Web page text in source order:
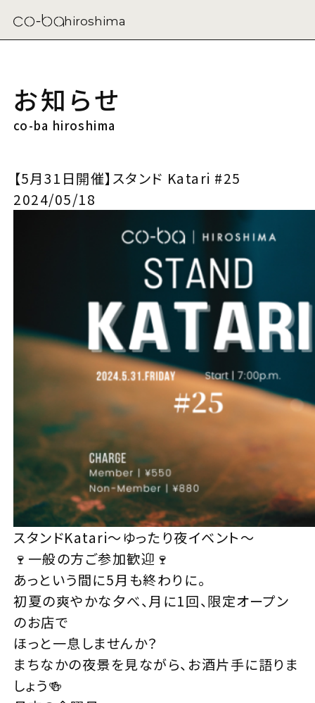
hiroshima
お知らせ
co-ba hiroshima
【5月31日開催】スタンド Katari #25
2024/05/18
スタンドKatari～ゆったり夜イベント～
🍷一般の方ご参加歓迎🍷
あっという間に5月も終わりに。
初夏の爽やかな夕べ、月に1回、限定オープン
のお店で
ほっと一息しませんか？
まちなかの夜景を見ながら、お酒片手に語りま
しょう🍻